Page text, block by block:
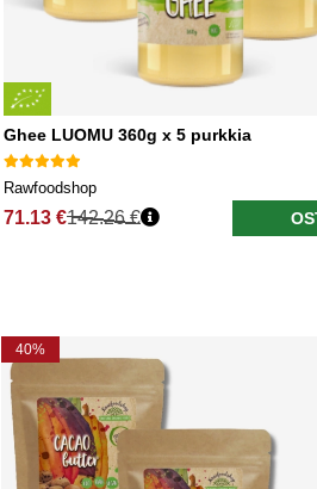
Ghee LUOMU 360g x 5 purkkia
Rawfoodshop
71.13 €142.26 €
40%